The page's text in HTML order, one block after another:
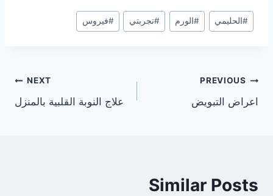
Post
Tags:
#الحليمي #الورم #تجربتي #فيروس
تصفّح
المقالات
PREVIOUS
اعراض التبويض
NEXT
علاج النوبة القلبية بالمنزل
Similar Posts